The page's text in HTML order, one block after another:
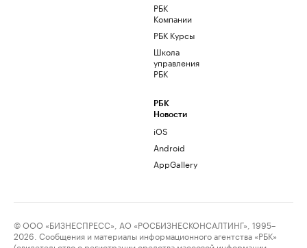
РБК
Компании
РБК Курсы
Школа
управления
РБК
РБК
Новости
iOS
Android
AppGallery
© ООО «БИЗНЕСПРЕСС», АО «РОСБИЗНЕСКОНСАЛТИНГ», 1995–
2026. Сообщения и материалы информационного агентства «РБК»